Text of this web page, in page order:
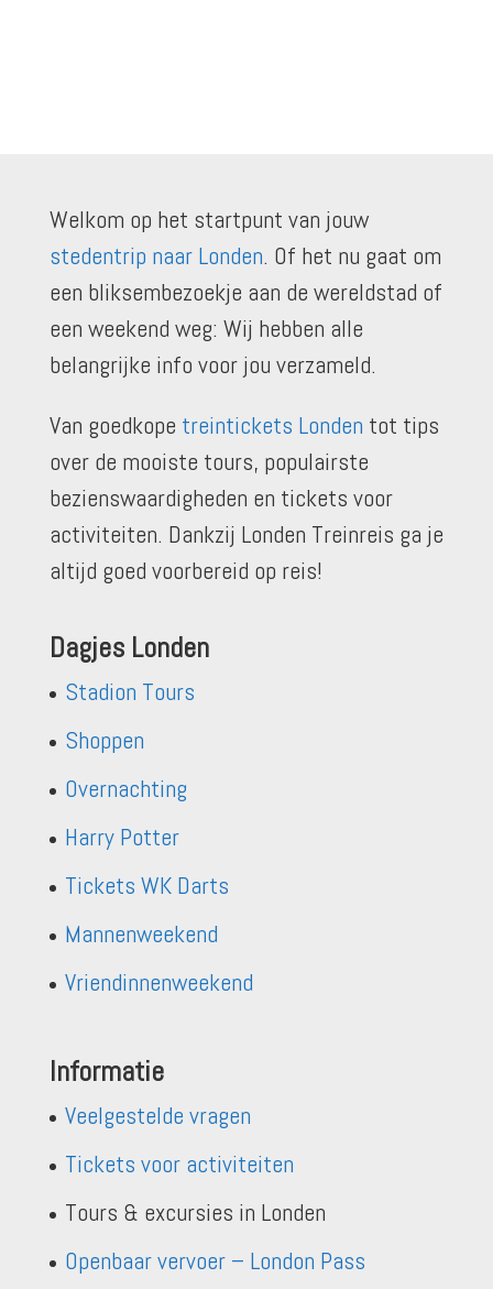
Welkom op het startpunt van jouw
stedentrip naar Londen. Of het nu gaat om
een bliksembezoekje aan de wereldstad of
een weekend weg: Wij hebben alle
belangrijke info voor jou verzameld.
Van goedkope treintickets Londen tot tips
over de mooiste tours, populairste
bezienswaardigheden en tickets voor
activiteiten. Dankzij Londen Treinreis ga je
altijd goed voorbereid op reis!
Dagjes Londen
Stadion Tours
Shoppen
Overnachting
Harry Potter
Tickets WK Darts
Mannenweekend
Vriendinnenweekend
Informatie
Veelgestelde vragen
Tickets voor activiteiten
Tours & excursies in Londen
Openbaar vervoer – London Pass